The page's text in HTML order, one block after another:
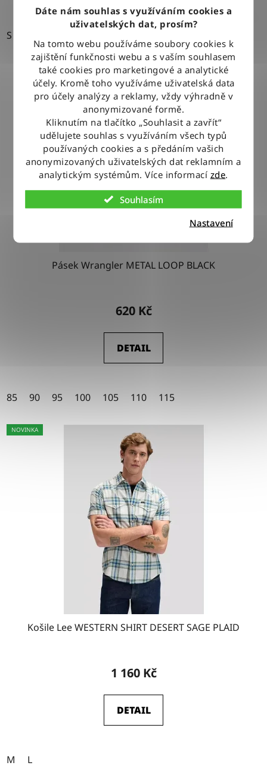
Dáte nám souhlas s využíváním cookies a
uživatelských dat, prosím?
Na tomto webu používáme soubory cookies k
zajištění funkčnosti webu a s vaším souhlasem
také cookies pro marketingové a analytické
účely. Kromě toho využíváme uživatelská data
pro účely analýzy a reklamy, vždy výhradně v
anonymizované formě.
Kliknutím na tlačítko „Souhlasit a zavřít“
udělujete souhlas s využíváním všech typů
používaných cookies a s předáním vašich
anonymizovaných uživatelských dat reklamním a
analytickým systémům. Více informací zde.
Souhlasím
Nastavení
S
Pásek Wrangler METAL LOOP BLACK
hodnocení
produktu
je
4,5
hvězdiček.
620 Kč
DETAIL
85 90 95 100 105 110 115
NOVINKA
Košile Lee WESTERN SHIRT DESERT SAGE PLAID
1 160 Kč
DETAIL
M L